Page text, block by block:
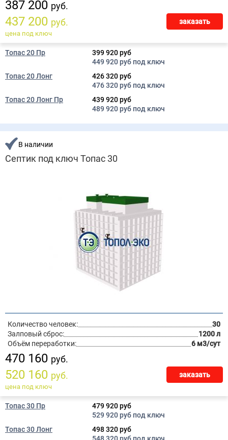
387 200 руб.
437 200 руб. заказать
цена под ключ
Топас 20 Пр
399 920 руб
449 920 руб под ключ
Топас 20 Лонг
426 320 руб
476 320 руб под ключ
Топас 20 Лонг Пр
439 920 руб
489 920 руб под ключ
В наличии
Септик под ключ Топас 30
Количество человек:
30
Залповый сброс:
1200 л
Объём переработки:
6 м3/сут
470 160 руб.
520 160 руб. заказать
цена под ключ
Топас 30 Пр
479 920 руб
529 920 руб под ключ
Топас 30 Лонг
498 320 руб